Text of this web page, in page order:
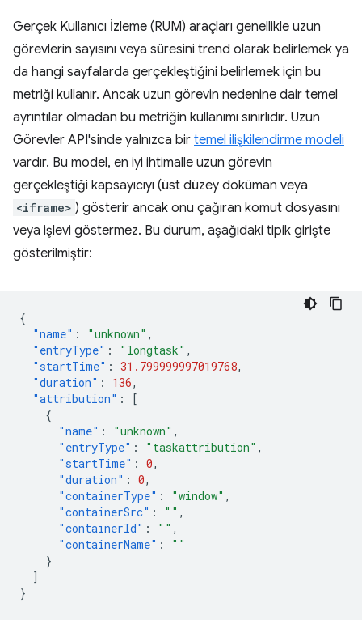
Gerçek Kullanıcı İzleme (RUM) araçları genellikle uzun
görevlerin sayısını veya süresini trend olarak belirlemek ya
da hangi sayfalarda gerçekleştiğini belirlemek için bu
metriği kullanır. Ancak uzun görevin nedenine dair temel
ayrıntılar olmadan bu metriğin kullanımı sınırlıdır. Uzun
Görevler API'sinde yalnızca bir temel ilişkilendirme modeli
vardır. Bu model, en iyi ihtimalle uzun görevin
gerçekleştiği kapsayıcıyı (üst düzey doküman veya
<iframe> ) gösterir ancak onu çağıran komut dosyasını
veya işlevi göstermez. Bu durum, aşağıdaki tipik girişte
gösterilmiştir:
{
"name" : "unknown" ,
"entryType" : "longtask" ,
"startTime" : 31.799999997019768,
"duration" : 136,
"attribution" :
[
{
"name" : "unknown" ,
"entryType" : "taskattribution" ,
"startTime" : 0,
"duration" : 0,
"containerType" : "window" ,
"containerSrc" : "" ,
"containerId" : "" ,
"containerName" :
""
}
]
}